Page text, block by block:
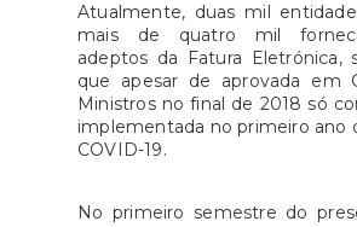
Atualmente, duas mil
mais de quatro mil
adeptos da Fatura Eletrónica,
que apesar de aprovada em
Ministros no final de 2018 só
implementada no primeiro ano
COVID-19.
No primeiro semestre do